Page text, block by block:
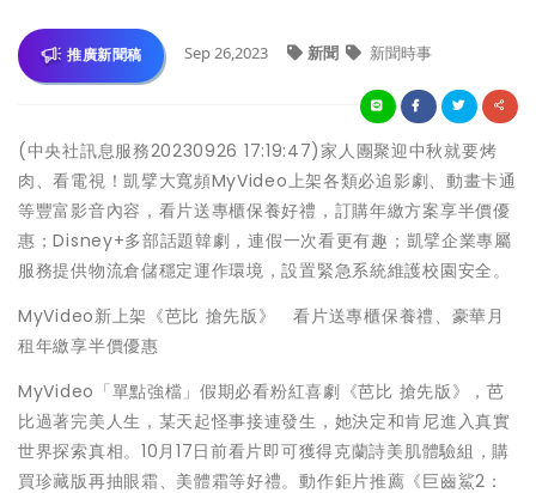
推廣新聞稿 Sep 26,2023 新聞 新聞時事
(中央社訊息服務20230926 17:19:47)家人團聚迎中秋就要烤
肉、看電視！凱擘大寬頻MyVideo上架各類必追影劇、動畫卡通
等豐富影音內容，看片送專櫃保養好禮，訂購年繳方案享半價優
惠；Disney+多部話題韓劇，連假一次看更有趣；凱擘企業專屬
服務提供物流倉儲穩定運作環境，設置緊急系統維護校園安全。
MyVideo新上架《芭比 搶先版》 看片送專櫃保養禮、豪華月
租年繳享半價優惠
MyVideo「單點強檔」假期必看粉紅喜劇《芭比 搶先版》，芭
比過著完美人生，某天起怪事接連發生，她決定和肯尼進入真實
世界探索真相。10月17日前看片即可獲得克蘭詩美肌體驗組，購
買珍藏版再抽眼霜、美體霜等好禮。動作鉅片推薦《巨齒鯊2：